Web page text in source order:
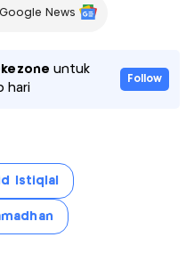
News
untuk
hari
Follow
Istiqlal